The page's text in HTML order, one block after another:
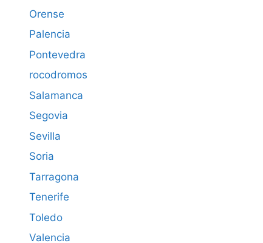
Orense
Palencia
Pontevedra
rocodromos
Salamanca
Segovia
Sevilla
Soria
Tarragona
Tenerife
Toledo
Valencia